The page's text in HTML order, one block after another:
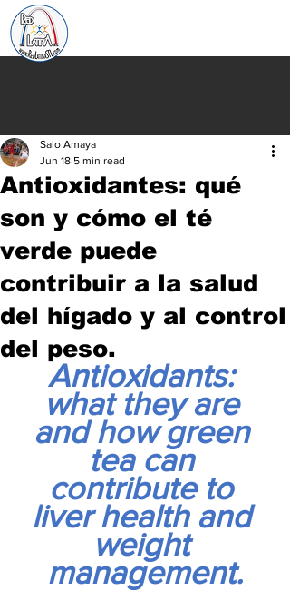
Antioxidantes: qué
son y cómo el té
verde puede
contribuir a la salud
del hígado y al control
del peso.
Salo Amaya
Jun 18 5 min read
Antioxidants:
what they are
and how green
tea can
contribute to
liver health and
weight
management.